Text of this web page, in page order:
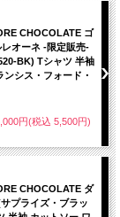
CHOCOLATE ゴ
オーネ -限定販売-
BK) Tシャツ 半袖
シス・フォード・
円(税込 5,500円)
CHOCOLATE ダ
プライズ・ブラッ